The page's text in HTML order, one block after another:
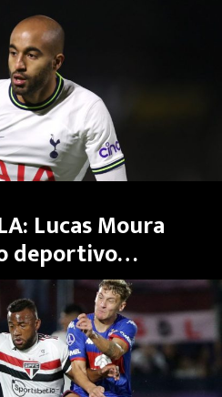
Lucas Moura
deportivo
Rayados?